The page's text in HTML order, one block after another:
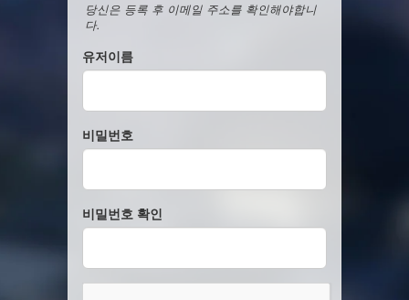
당신은 등록 후 이메일 주소를 확인해야합니
다.
유저이름
비밀번호
비밀번호 확인